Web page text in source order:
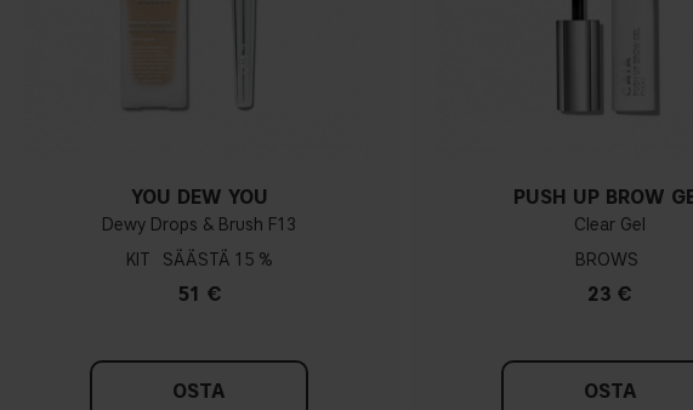
YOU DEW YOU
Dewy Drops & Brush F13
KIT
15 %
51 €
OSTA
PUSH UP BROW
Clear Gel
BROWS
23 €
OSTA